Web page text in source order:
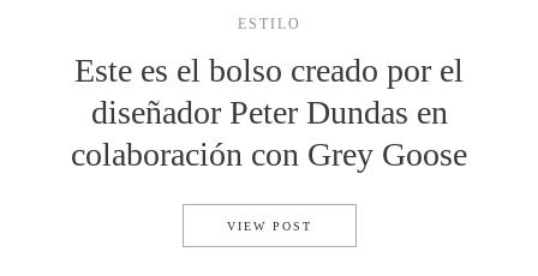
ESTILO
Este es el bolso creado por el
diseñador Peter Dundas en
colaboración con Grey Goose
VIEW POST